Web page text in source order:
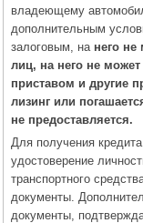
владеющему
дополнительным
залоговым, на него не
лиц, на него не
приставом и другие
лизинг или
не предоставляется.
Для получения
удостоверение
транспортного
документы.
документы,